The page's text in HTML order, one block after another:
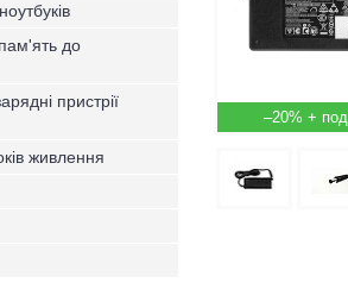
–20%
до
пристрії
живлення